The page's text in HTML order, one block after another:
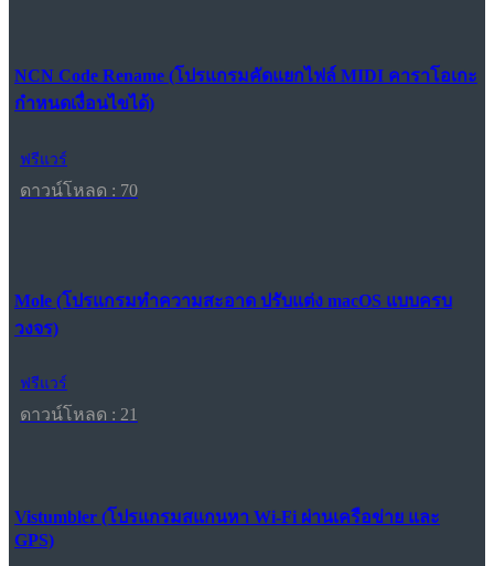
NCN Code Rename (โปรแกรมคัดแยกไฟล์ MIDI คาราโอเกะ
กำหนดเงื่อนไขได้)
ฟรีแวร์
ดาวน์โหลด : 70
Mole (โปรแกรมทำความสะอาด ปรับแต่ง macOS แบบครบ
วงจร)
ฟรีแวร์
ดาวน์โหลด : 21
Vistumbler (โปรแกรมสแกนหา Wi-Fi ผ่านเครือข่าย และ
GPS)